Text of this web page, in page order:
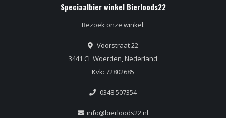
Speciaalbier winkel Bierloods22
Bezoek onze winkel:
Voorstraat 22
3441 CL Woerden, Nederland
Kvk: 72802685
0348 507354
info@bierloods22.nl